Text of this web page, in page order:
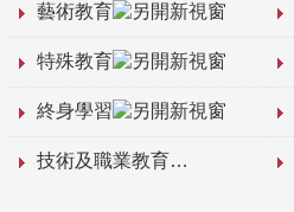
藝術教育
特殊教育
終身學習
技術及職業教育